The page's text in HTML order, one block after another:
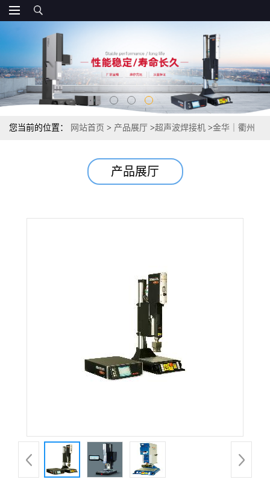
您当前的位置： 网站首页 > 产品展厅 >超声波焊接机 >金华｜衢州
产品展厅